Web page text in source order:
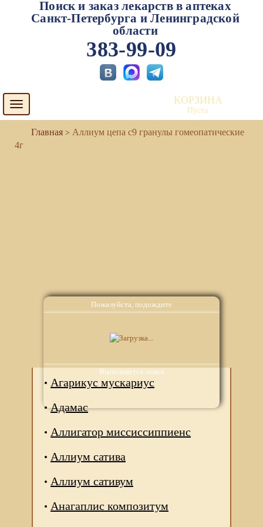
Пожалуйста, подождите
Выполняется поиск
Поиск и заказ лекарств в аптеках
Санкт-Петербурга и Ленинградской
области
383-99-09
Toggle
navigation
КОРЗИНА
Пуста
Аллиум цепа с9 гранулы гомеопатические
4г
Агарикус мускариус
Адамас
Аллигатор миссиссиппиенс
Аллиум сатива
Аллиум сативум
Анагаплис композитум